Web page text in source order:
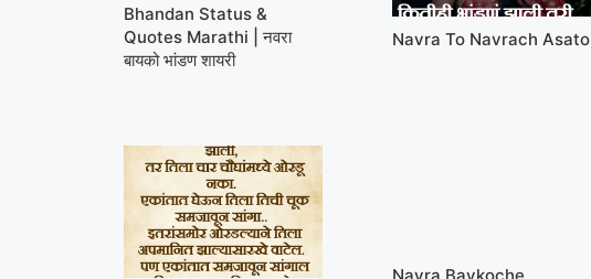
Bhandan Status &
Quotes Marathi | नवरा
बायको भांडण शायरी
Navra To Navrach Asato
Navra Baykoche